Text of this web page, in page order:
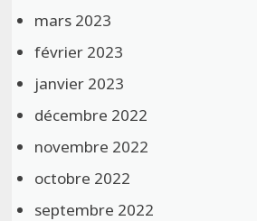
mars 2023
février 2023
janvier 2023
décembre 2022
novembre 2022
octobre 2022
septembre 2022